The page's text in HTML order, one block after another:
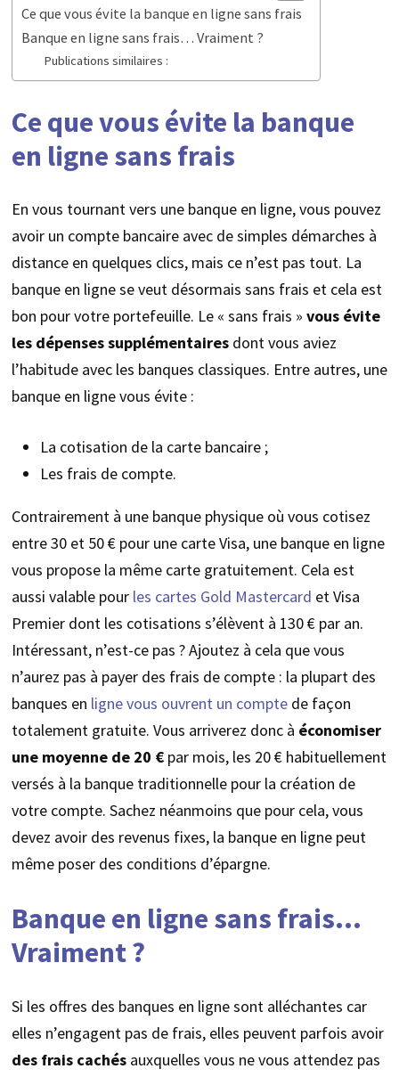
Ce que vous évite la banque en ligne sans frais
Banque en ligne sans frais… Vraiment ?
Publications similaires :
Ce que vous évite la banque
en ligne sans frais
En vous tournant vers une banque en ligne, vous pouvez
avoir un compte bancaire avec de simples démarches à
distance en quelques clics, mais ce n’est pas tout. La
banque en ligne se veut désormais sans frais et cela est
bon pour votre portefeuille. Le « sans frais » vous évite
les dépenses supplémentairesdont vous aviez
l’habitude avec les banques classiques. Entre autres, une
banque en ligne vous évite :
La cotisation de la carte bancaire ;
Les frais de compte.
Contrairement à une banque physique où vous cotisez
entre 30 et 50 € pour une carte Visa, une banque en ligne
vous propose la même carte gratuitement. Cela est
aussi valable pour les cartes Gold Mastercard et Visa
Premier dont les cotisations s’élèvent à 130 € par an.
Intéressant, n’est-ce pas ? Ajoutez à cela que vous
n’aurez pas à payer des frais de compte : la plupart des
banques en ligne vous ouvrent un comptede façon
totalement gratuite. Vous arriverez donc à économiser
une moyenne de 20 €par mois, les 20 € habituellement
versés à la banque traditionnelle pour la création de
votre compte. Sachez néanmoins que pour cela, vous
devez avoir des revenus fixes, la banque en ligne peut
même poser des conditions d’épargne.
Banque en ligne sans frais…
Vraiment ?
Si les offres des banques en ligne sont alléchantes car
elles n’engagent pas de frais, elles peuvent parfois avoir
des frais cachésauxquelles vous ne vous attendez pas